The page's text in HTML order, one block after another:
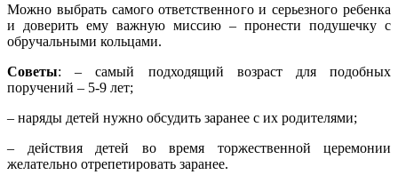
Можно выбрать самого ответственного и серьезного ребенка
и доверить ему важную миссию – пронести подушечку с
обручальными кольцами.
Советы: – самый подходящий возраст для подобных
поручений – 5-9 лет;
– наряды детей нужно обсудить заранее с их родителями;
– действия детей во время торжественной церемонии
желательно отрепетировать заранее.